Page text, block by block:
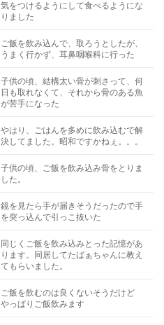
気をつけるようにして食べるようにな
りました
ご飯を飲み込んで、取ろうとしたが、
うまく行かず、耳鼻咽喉科に行った
子供の頃、結構太い骨が刺さって、何
日も取れなくて、それから骨のある魚
が苦手になった
やはり、ごはんを多めに飲み込むで解
決してました。昭和ですかねぇ。。。
子供の頃、ご飯を飲み込み骨をとりま
した。
鏡を見たら手が届きそうだったので手
を突っ込んで引っこ抜いた
同じくご飯を飲み込みとった記憶があ
ります。同居してたばぁちゃんに教え
てもらいました。
ご飯を飲むのは良くないそうだけど
やっぱりご飯飲みます